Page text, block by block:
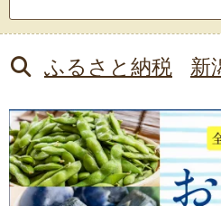
索:
ふるさと納税 新